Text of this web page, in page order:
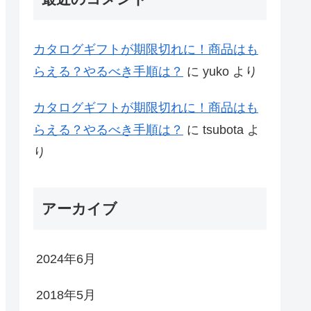
カタログギフトが期限切れに！商品はも
らえる？やるべき手順は？ に yuko より
カタログギフトが期限切れに！商品はも
らえる？やるべき手順は？ に tsubota よ
り
アーカイブ
2024年6月
2018年5月